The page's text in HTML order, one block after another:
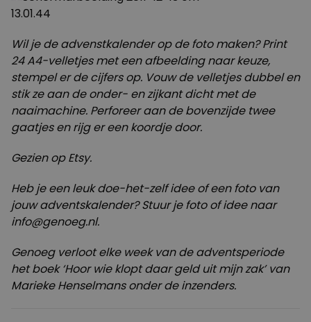
Wil je de advenstkalender op de foto maken? Print
24 A4-velletjes met een afbeelding naar keuze,
stempel er de cijfers op. Vouw de velletjes dubbel en
stik ze aan de onder- en zijkant dicht met de
naaimachine. Perforeer aan de bovenzijde twee
gaatjes en rijg er een koordje door.
Gezien opEtsy.
Heb je een leuk doe-het-zelf idee of een foto van
jouw adventskalender? Stuur je foto of idee naar
info@genoeg.nl.
Genoeg verloot elke week van de adventsperiode
het boek ‘Hoor wie klopt daar geld uit mijn zak’ van
Marieke Henselmans onder de inzenders.